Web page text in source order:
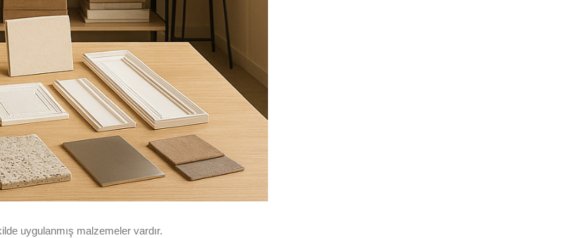
uygulanmış malzemeler vardır.